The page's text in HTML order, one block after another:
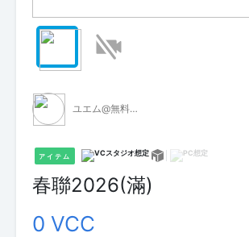
ユエム@無料VCI配布
アイテム
春聯2026(滿)
0 VCC